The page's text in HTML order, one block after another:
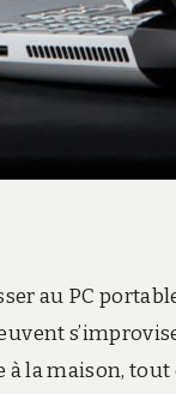
au PC
à la maison,